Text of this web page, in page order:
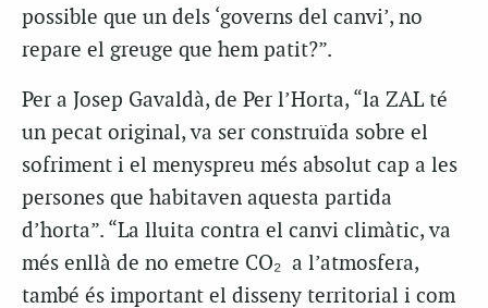
possible que un dels ‘governs del canvi’, no
repare el greuge que hem patit?”.
Per a Josep Gavaldà, de Per l’Horta, “la ZAL té
un pecat original, va ser construïda sobre el
sofriment i el menyspreu més absolut cap a les
persones que habitaven aquesta partida
d’horta”. “La lluita contra el canvi climàtic, va
més enllà de no emetre CO₂ a l’atmosfera,
també és important el disseny territorial i com